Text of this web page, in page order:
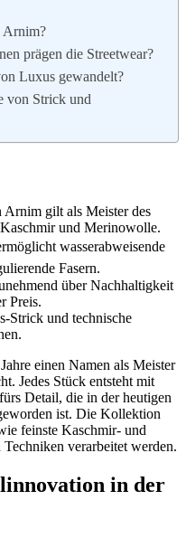
Arnim?
prägen die Streetwear?
Luxus gewandelt?
von Strick und
Arnim gilt als Meister des
und Merinowolle.
wasserabweisende
Fasern.
über Nachhaltigkeit
Preis.
Strick und technische
einen Namen als Meister
Jedes Stück entsteht mit
Detail, die in der heutigen
ist. Die Kollektion
feinste Kaschmir- und
verarbeitet werden.
in der